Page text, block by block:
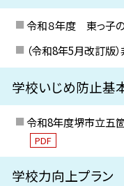
令和８年度 東っ子
（令和8年5月改訂版
学校いじめ防止基
令和8年度堺市立五
PDF
学校力向上プラン